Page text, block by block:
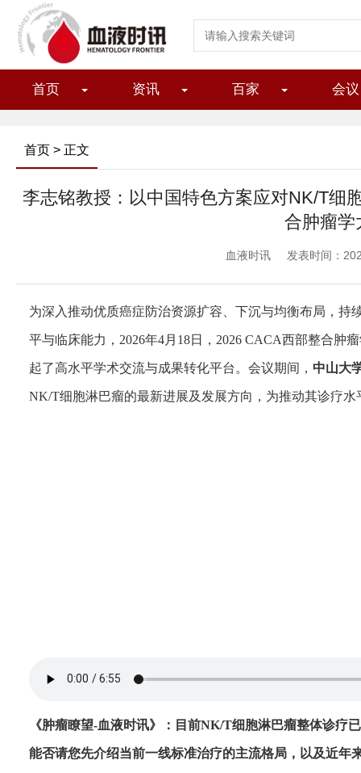
首页 资讯 百家 会议
首页 > 正文
李志铭教授：以中国特色方案应对NK/T细
合肿瘤学
血液时讯 发表时间：
为深入推动优质癌症防治资源扩容、下沉与均衡布局，持
平与临床能力，2026年4月18日，2026 CACA西部整合肿
起了高水平学术交流与成果转化平台。会议期间， 中山大
NK/T细胞淋巴瘤的最新进展及发展方向，为推动其诊疗
《肿瘤瞭望-血液时讯》：目前NK/T细胞淋巴瘤整体诊疗
能否请您先介绍当前一线标准治疗的主流格局，以及近年